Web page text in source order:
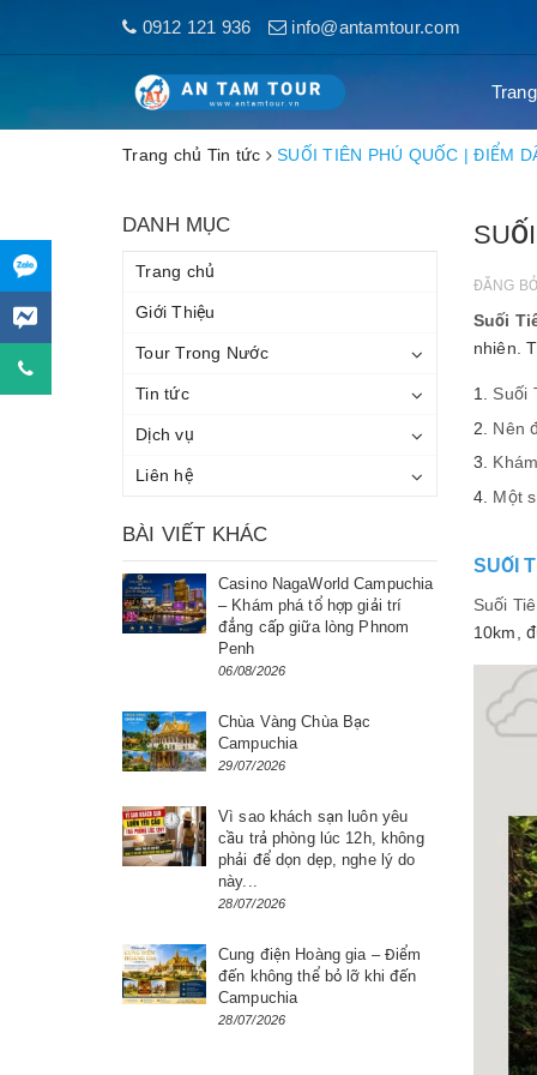
0912 121 936 info@antamtour.com
Trang chủ Tin tức SUỐI TIÊN PHÚ QUỐC | ĐIỂM
ĐĂNG
Suối
nhiên.
Suối
Nên
Một
SUỐI
Suối
10km,
DANH MỤC
Trang chủ
Giới Thiệu
Tour Trong Nước
Tin tức
Dịch vụ
Liên hệ
BÀI VIẾT KHÁC
Casino NagaWorld Campuchia
– Khám phá tổ hợp giải trí
đẳng cấp giữa lòng Phnom
Penh
06/08/2026
Chùa Vàng Chùa Bạc
Campuchia
29/07/2026
Vì sao khách sạn luôn yêu
cầu trả phòng lúc 12h, không
phải để dọn dẹp, nghe lý do
này...
28/07/2026
Cung điện Hoàng gia – Điểm
đến không thể bỏ lỡ khi đến
Campuchia
28/07/2026